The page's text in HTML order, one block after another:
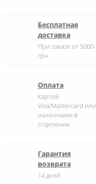
Бесплатная
доставка
При заказе от 5000
грн
Оплата
Картой
Visa/Mastercard или
наличными в
отделении
Гарантия
возврата
14 дней